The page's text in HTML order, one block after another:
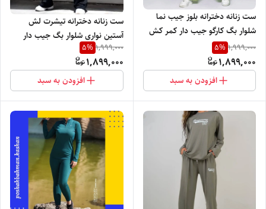
ست زنانه دخترانه بلوز جیب نما
شلوار بگ کارگو جیب دار کمر کش
چاپ ZARA با رنگ بندی و تنخور با
تنخور دلبرش
1,999,000
5%
1,899,000
افزودن به سبد
ست زنانه دخترانه تیشرت لش
آستین نواری شلوار بگ جیب دار
تنخور بسیار شیک
1,999,000
5%
1,899,000
افزودن به سبد